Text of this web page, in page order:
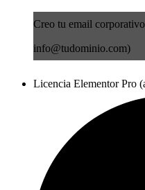
Creo tu email
info@tudominio.com)
Licencia Elementor Pro